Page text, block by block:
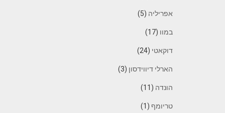
אפריליה (5)
במוו (17)
דוקאטי (24)
הארלי דיווידסון (3)
הונדה (11)
טריומף (1)